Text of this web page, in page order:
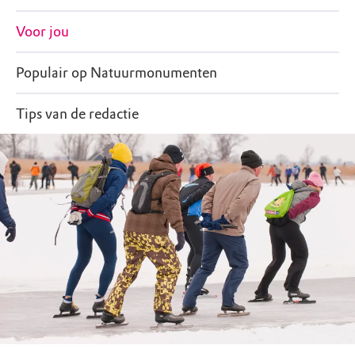
Voor jou
Populair op Natuurmonumenten
Tips van de redactie